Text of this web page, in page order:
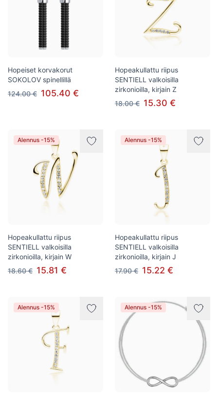
Hopeiset korvakorut
SOKOLOV spinellillä
124.00 € 105.40 €
Hopeakullattu riipus
SENTIELL valkoisilla
zirkonioilla, kirjain Z
18.00 € 15.30 €
Alennus -15%
Hopeakullattu riipus
SENTIELL valkoisilla
zirkonioilla, kirjain W
18.60 € 15.81 €
Alennus -15%
Hopeakullattu riipus
SENTIELL valkoisilla
zirkonioilla, kirjain J
17.90 € 15.22 €
Alennus -15% Alennus -15%